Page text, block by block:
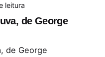
leitura
de George
de George